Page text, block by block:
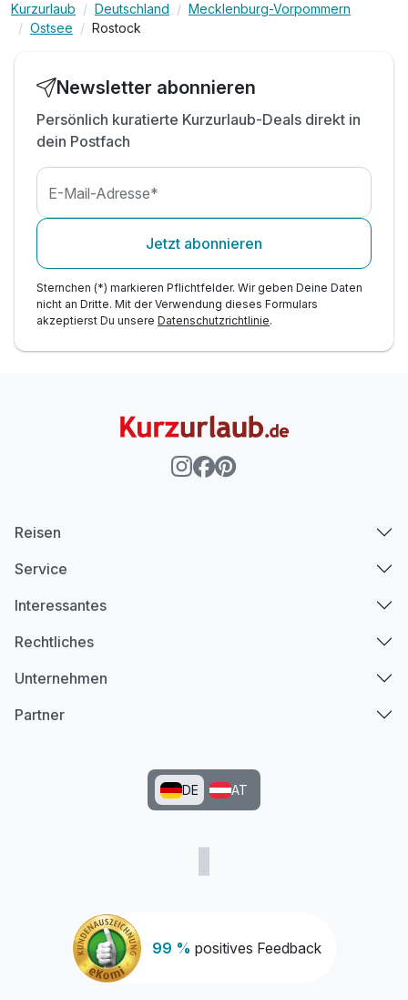
& Sonnenterrasse mit Blick über den Stadthafen
Bademantel, Saunatuch & Badeslipper auf
inkl. W-LAN Nutzung
Kurzurlaub Deutschland
Mecklenburg-Vorpommern
Ostsee
Rostock
Newsletter abonnieren
Persönlich kuratierte Kurzurlaub-Deals direkt in
dein Postfach
E-Mail-Adresse*
Jetzt abonnieren
Sternchen (*) markieren Pflichtfelder. Wir geben Deine Daten
nicht an Dritte. Mit der Verwendung dieses Formulars
akzeptierst Du unsere Datenschutzrichtlinie.
99 % positives Feedback
Reisen
Service
Interessantes
Rechtliches
Unternehmen
Partner
DE AT